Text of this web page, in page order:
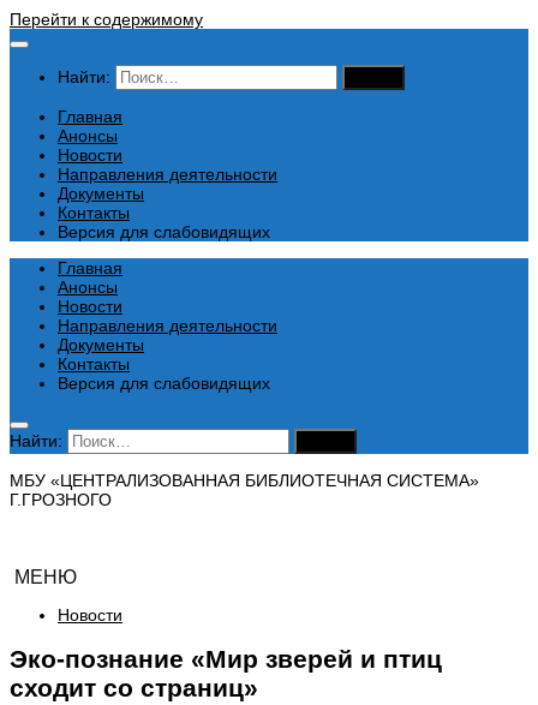
Перейти к содержимому
Найти:
Главная
Анонсы
Новости
Направления деятельности
Документы
Контакты
Версия для слабовидящих
Главная
Анонсы
Новости
Направления деятельности
Документы
Контакты
Версия для слабовидящих
Найти:
МБУ «ЦЕНТРАЛИЗОВАННАЯ БИБЛИОТЕЧНАЯ СИСТЕМА»
Г.ГРОЗНОГО
МЕНЮ
Новости
Эко-познание «Мир зверей и птиц
сходит со страниц»